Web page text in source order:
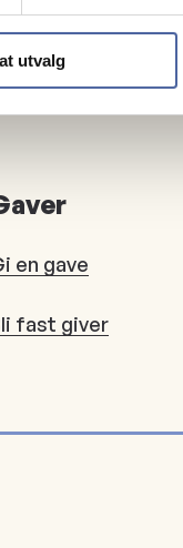
utvalg
en gave
fast giver